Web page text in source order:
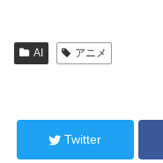
AI アニメ
Twitter